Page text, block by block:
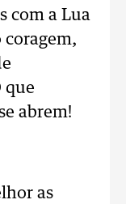
com a Lua
que
abrem!
as